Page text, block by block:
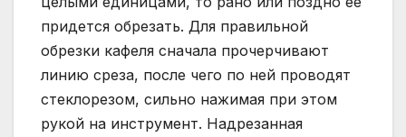
придется обрезать. Для правильной
обрезки кафеля сначала прочерчивают
линию среза, после чего по ней проводят
стеклорезом, сильно нажимая при этом
рукой на инструмент. Надрезанная